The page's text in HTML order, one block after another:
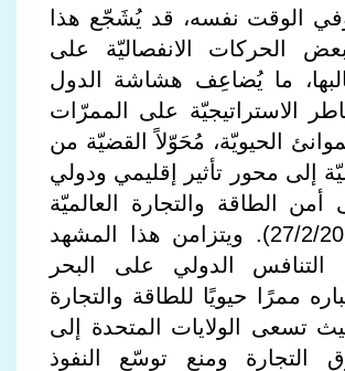
وفي الوقت نفسه، قد يُشَجّع هذا
بعض الحركات الانفصاليّة على
ما يُضاعِف هشاشة الدول
الاستراتيجيّة على الممرّات
الحيويّة، مُحَوّلاً القضيّة من
إلى محور تأثير إقليمي ودولي
الطاقة والتجارة العالميّة
(العربية،27/2/2026). ويتزامن هذا المشهد
الدولي على البحر
ممرًا حيويًا للطاقة والتجارة
حيث تسعى الولايات المتحدة إلى
التجارة ومنع توسّع النفوذ